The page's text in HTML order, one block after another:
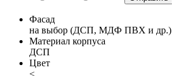
Фасад
на выбор (ДСП, МДФ ПВХ и др.)
Материал корпуса
ДСП
Цвет
<